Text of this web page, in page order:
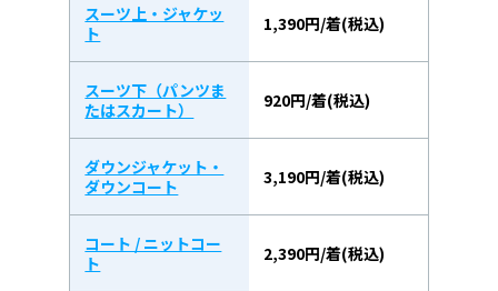
スーツ上・ジャケッ
ト
1,390円/着(税込)
スーツ下（パンツま
たはスカート）
920円/着(税込)
ダウンジャケット・
ダウンコート
3,190円/着(税込)
コート / ニットコー
ト
2,390円/着(税込)